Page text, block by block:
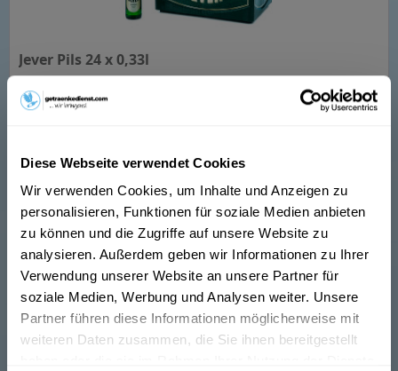
Diese Webseite verwendet Cookies
Wir verwenden Cookies, um Inhalte und Anzeigen zu
personalisieren, Funktionen für soziale Medien anbieten
zu können und die Zugriffe auf unsere Website zu
analysieren. Außerdem geben wir Informationen zu Ihrer
Verwendung unserer Website an unsere Partner für
soziale Medien, Werbung und Analysen weiter. Unsere
Partner führen diese Informationen möglicherweise mit
weiteren Daten zusammen, die Sie ihnen bereitgestellt
Jever Pils 24 x 0,33l
So beschreibt der Hersteller sein Produkt: " Das Pils in der
Brandung. Kaum ein anderes Premium Bier ist sich selbst
der...
Inhalt7.92 Liter(2,65 € * / 1 Liter)
MEHRWEG
20,99 € * +3,42 € Pfand
In den
Hinzugefügt